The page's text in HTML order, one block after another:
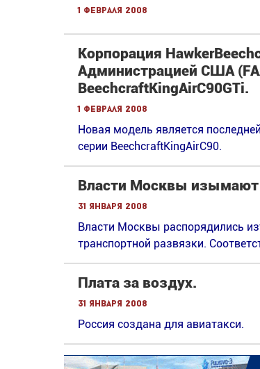
1 февраля 2008
Корпорация
Администрацией США
BeechcraftKingAirC90GTi.
1 февраля 2008
Новая модель является
серии BeechcraftKingAirC90.
Власти Москвы изымают
31 января 2008
Власти Москвы распорядились
транспортной развязки.
Плата за воздух.
31 января 2008
Россия создана для авиатакси.